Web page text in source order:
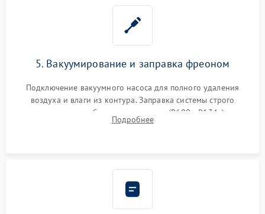
5. Вакуумирование и заправка фреоном
Подключение вакуумного насоса для полного удаления
воздуха и влаги из контура. Заправка системы строго
дозированным объемом хладагента (R600a, R134a) по
электронным весам. Контроль рабочего давления в системе.
Подробнее